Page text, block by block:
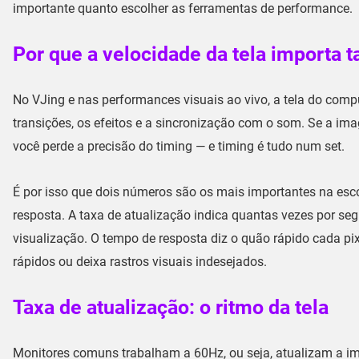
importante quanto escolher as ferramentas de performance.
Por que a velocidade da tela importa
No VJing e nas performances visuais ao vivo, a tela do
transições, os efeitos e a sincronização com o som. Se a
você perde a precisão do timing — e timing é tudo num set.
É por isso que dois números são os mais importantes na
resposta. A taxa de atualização indica quantas vezes por
visualização. O tempo de resposta diz o quão rápido cada
rápidos ou deixa rastros visuais indesejados.
Taxa de atualização: o ritmo da tela
Monitores comuns trabalham a 60Hz, ou seja, atualizam a